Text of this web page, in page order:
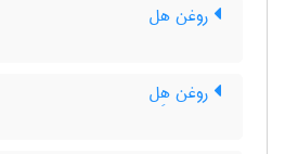
روغن هل
روغن هِل